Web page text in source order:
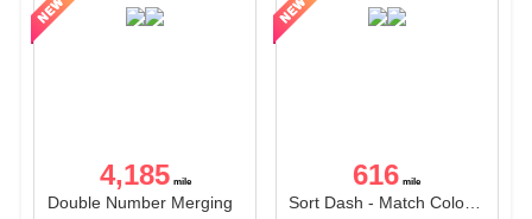
4,185
Double Number Merging
616
Sort Dash - Match Color Puzzle（チャレンジ11完了）（Android）